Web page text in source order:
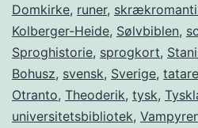
Domkirke, runer,
Kolberger-Heide, Sølvbiblen,
Sproghistorie, sprogkort,
Bohusz, svensk, Sverige,
Otranto, Theoderik, tysk,
universitetsbibliotek,